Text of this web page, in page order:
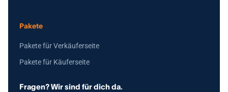
Pakete
Pakete für Verkäuferseite
Pakete für Käuferseite
Fragen? Wir sind für dich da.